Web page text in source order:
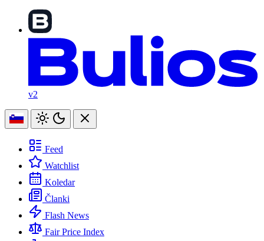
v2
Feed
Watchlist
Koledar
Članki
Flash News
Fair Price Index